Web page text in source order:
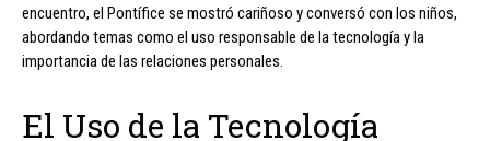
encuentro, el Pontífice se mostró cariñoso y conversó con los niños,
abordando temas como el uso responsable de la tecnología y la
importancia de las relaciones personales.
El Uso de la Tecnología